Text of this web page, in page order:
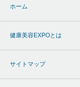
ホーム
健康美容EXPOとは
サイトマップ